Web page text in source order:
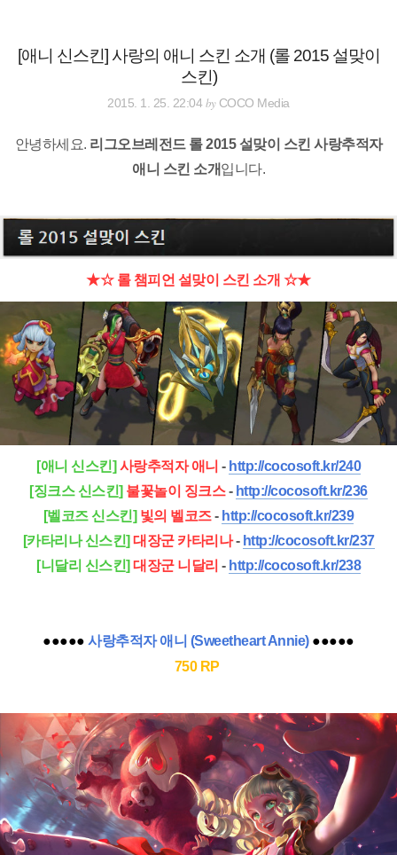
으
로[애니 신스킨] 사랑의 애니 스킨 소개 (롤 2015 설맞이
스킨)
2015. 1. 25. 22:04 byCOCO Media
안녕하세요. 리그오브레전드 롤 2015 설맞이 스킨 사랑추적자
애니 스킨 소개입니다.
★☆ 롤 챔피언 설맞이 스킨 소개 ☆★
[애니 신스킨] 사랑추적자 애니 - http://cocosoft.kr/240
[징크스 신스킨] 불꽃놀이 징크스- http://cocosoft.kr/236
[벨코즈 신스킨] 빛의 벨코즈- http://cocosoft.kr/239
[카타리나 신스킨] 대장군 카타리나- http://cocosoft.kr/237
[니달리 신스킨] 대장군 니달리 - http://cocosoft.kr/238
●●●●● 사랑추적자 애니 (Sweetheart Annie) ●●●●●
750 RP
태그 글쓰기 관리홈